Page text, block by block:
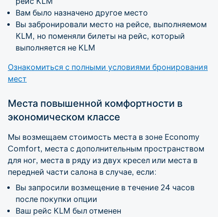
Вам было назначено другое место
Вы забронировали место на рейсе, выполняемом
KLM, но поменяли билеты на рейс, который
выполняется не KLM
Ознакомиться с полными условиями бронирования
мест
Места повышенной комфортности в
экономическом классе
Мы возмещаем стоимость места в зоне Economy
Comfort, места с дополнительным пространством
для ног, места в ряду из двух кресел или места в
передней части салона в случае, если:
Вы запросили возмещение в течение 24 часов
после покупки опции
Ваш рейс KLM был отменен